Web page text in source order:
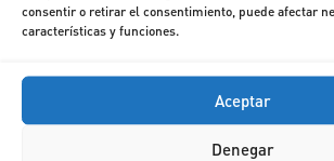
consentir o retirar el consentimiento, puede afectar
características y funciones.
Aceptar
Denegar